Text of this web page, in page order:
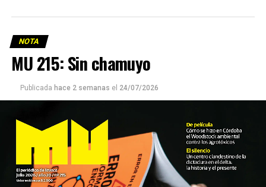
NOTA
MU 215: Sin chamuyo
Publicada hace 2 semanas el 24/07/2026